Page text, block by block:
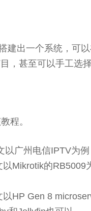
建出一个系统，可
，甚至可以手工选择
程。
以广州电信IPTV为例
Mikrotik的RB5009
HP Gen 8